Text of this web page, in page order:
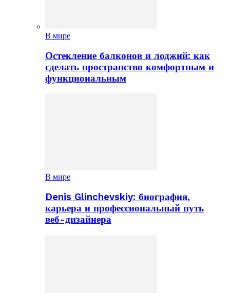
В мире
Остекление балконов и лоджий: как
сделать пространство комфортным и
функциональным
В мире
Denis Glinchevskiy: биография,
карьера и профессиональный путь
веб-дизайнера